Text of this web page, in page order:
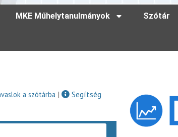
MKE Műhelytanulmányok Szótár
a szótárba |
Segítség